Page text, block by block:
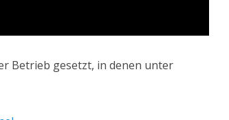
Betrieb gesetzt, in denen unter